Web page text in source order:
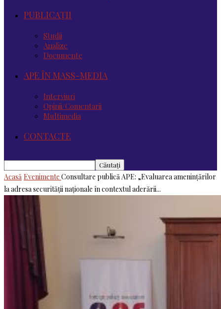
PUBLICAȚII
Studii
Analize
Documente
APE ÎN MASS-MEDIA
Interviuri
Opinii/Comentarii
Multimedia
CONTACTE
Acasă Evenimente Consultare publică APE: „Evaluarea amenințărilor
la adresa securității naționale în contextul aderării...